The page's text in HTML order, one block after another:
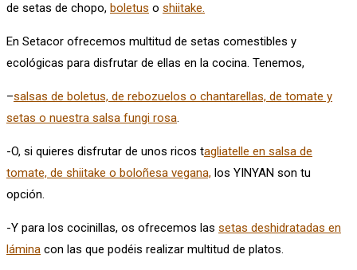
de setas de chopo, boletus o shiitake.
En Setacor ofrecemos multitud de setas comestibles y
ecológicas para disfrutar de ellas en la cocina. Tenemos,
–salsas de boletus, de rebozuelos o chantarellas, de tomate y
setas o nuestra salsa fungi rosa.
-O, si quieres disfrutar de unos ricos tagliatelle en salsa de
tomate, de shiitake o boloñesa vegana, los YINYAN son tu
opción.
-Y para los cocinillas, os ofrecemos las setas deshidratadas en
lámina con las que podéis realizar multitud de platos.